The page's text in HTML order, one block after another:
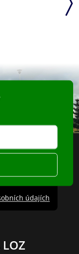
údajích
LOZ